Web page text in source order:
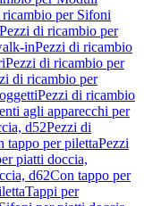
per Sifoni
Pezzi di ricambio per
inPezzi di ricambio
Pezzi di ricambio per
di ricambio per
Pezzi di ricambio
agli apparecchi per
d52Pezzi di
tappo per pilettaPezzi
piatti doccia,
d62Con tappo per
Tappi per